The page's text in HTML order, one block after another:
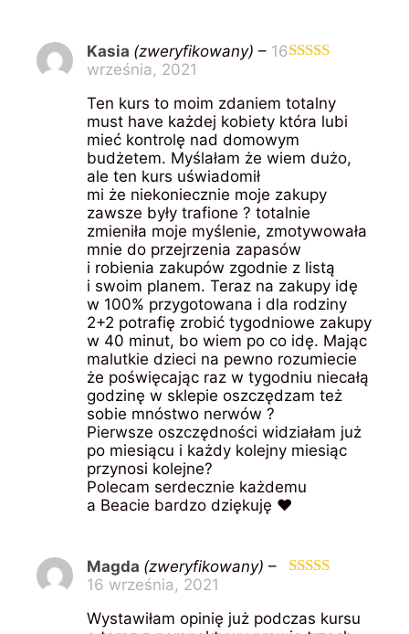
Kasia (zweryfikowany) – 16
września, 2021
Ten kurs to moim zdaniem totalny
must have każdej kobiety która lubi
mieć kontrolę nad domowym
budżetem. Myślałam że wiem dużo,
ale ten kurs uświadomił
mi że niekoniecznie moje zakupy
zawsze były trafione ? totalnie
zmieniła moje myślenie, zmotywowała
mnie do przejrzenia zapasów
i robienia zakupów zgodnie z listą
i swoim planem. Teraz na zakupy idę
w 100% przygotowana i dla rodziny
2+2 potrafię zrobić tygodniowe zakupy
w 40 minut, bo wiem po co idę. Mając
malutkie dzieci na pewno rozumiecie
że poświęcając raz w tygodniu niecałą
godzinę w sklepie oszczędzam też
sobie mnóstwo nerwów ?
Pierwsze oszczędności widziałam już
po miesiącu i każdy kolejny miesiąc
przynosi kolejne?
Polecam serdecznie każdemu
a Beacie bardzo dziękuję ❤️
Magda (zweryfikowany) –
16 września, 2021
Wystawiłam opinię już podczas kursu